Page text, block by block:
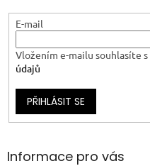
E-mail
Vložením e-mailu souhlasíte s
údajů
PŘIHLÁSIT SE
Informace pro vás